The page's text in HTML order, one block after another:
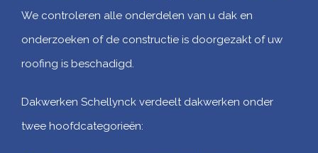
We controleren alle onderdelen van u dak en
onderzoeken of de constructie is doorgezakt of uw
roofing is beschadigd.
Dakwerken Schellynck verdeelt dakwerken onder
twee hoofdcategorieën: